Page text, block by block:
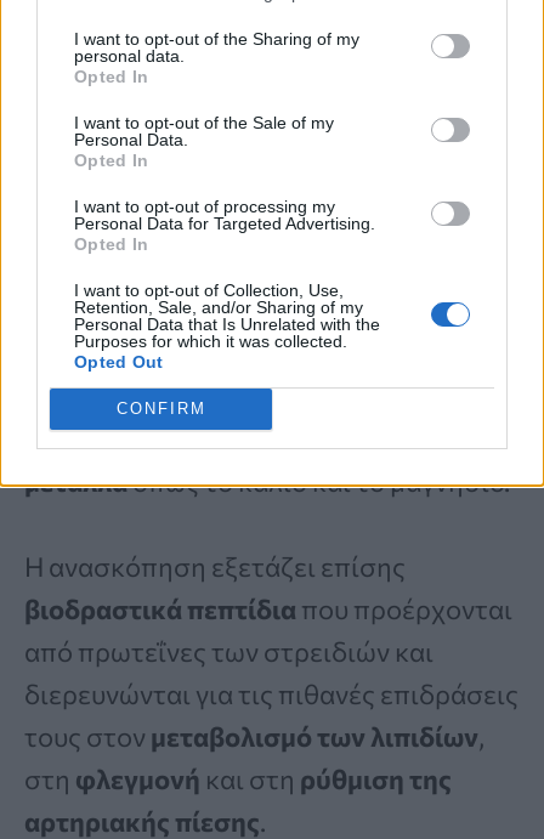
I want to opt-out of the Sharing of my
personal data.
Opted In
I want to opt-out of the Sale of my
Personal Data.
Opted In
I want to opt-out of processing my
Personal Data for Targeted Advertising.
Opted In
I want to opt-out of Collection, Use,
Retention, Sale, and/or Sharing of my
Personal Data that Is Unrelated with the
Purposes for which it was collected.
Opted Out
CONFIRM
4. Μπορεί να ενισχύουν την
καρδιαγγειακή υγεία
στρείδια περιέχουν αρκετάθρεπτικά
που μπορεί να συμβάλλουν στην
καρδιαγγειακή υγεία. Αυτά
περιλαμβάνουνωμέγα-3 λιπαρά οξέα
όπως το EPA και το DHA, καθώς και
μέταλλαόπως το κάλιο και το μαγνήσιο.
Η ανασκόπηση εξετάζει επίσης
βιοδραστικά πεπτίδια που προέρχονται
από πρωτεΐνες των στρειδιών και
διερευνώνται για τις πιθανές επιδράσεις
τους στον μεταβολισμό των λιπιδίων,
στη φλεγμονή και στη ρύθμιση της
αρτηριακής πίεσης.